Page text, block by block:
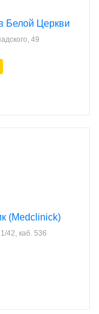
Белой Церкви
49
(Medclinick)
42, каб. 536